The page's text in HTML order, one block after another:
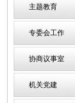
主题教育
专委会工作
协商议事室
机关党建